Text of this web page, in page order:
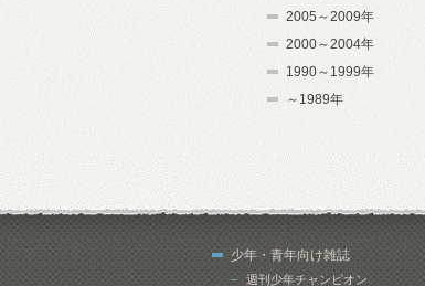
2005～2009年
2000～2004年
1990～1999年
～1989年
少年・青年向け雑誌
週刊少年チャンピオン